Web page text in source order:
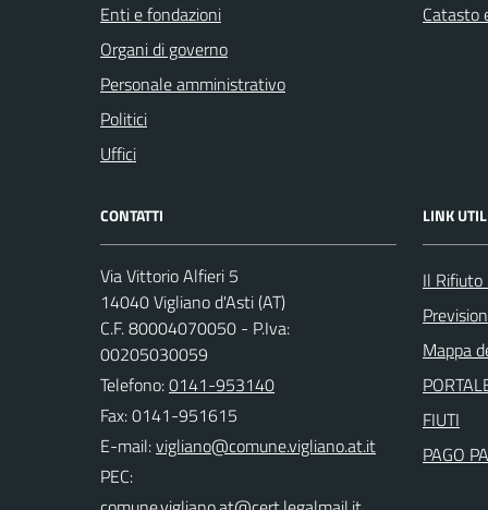
Enti e fondazioni
Organi di governo
Personale amministrativo
Politici
Uffici
Catasto
CONTATTI
Via Vittorio Alfieri 5
14040 Vigliano d'Asti (AT)
C.F. 80004070050 - P.Iva:
00205030059
Telefono:0141-953140
Fax: 0141-951615
E-mail:
PEC:
LINK
Il Rifiuto
Mappa
FIUTI
PAGO PA